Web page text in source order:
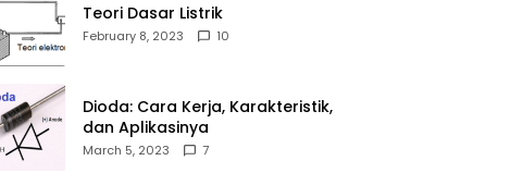
Teori Dasar Listrik
February 8, 2023 10
Dioda: Cara Kerja, Karakteristik,
dan Aplikasinya
March 5, 2023 7